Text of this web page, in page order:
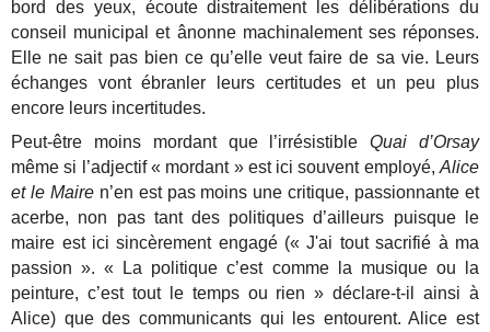
bord des yeux, écoute distraitement les délibérations du
conseil municipal et ânonne machinalement ses réponses.
Elle ne sait pas bien ce qu’elle veut faire de sa vie. Leurs
échanges vont ébranler leurs certitudes et un peu plus
encore leurs incertitudes.
Peut-être moins mordant que l’irrésistibleQuai d’Orsay
même si l’adjectif « mordant » est ici souvent employé, Alice
et le Mairen’en est pas moins une critique, passionnante et
acerbe, non pas tant des politiques d’ailleurs puisque le
maire est ici sincèrement engagé (« J'ai tout sacrifié à ma
passion ». « La politique c’est comme la musique ou la
peinture, c’est tout le temps ou rien » déclare-t-il ainsi à
Alice) que des communicants qui les entourent. Alice est